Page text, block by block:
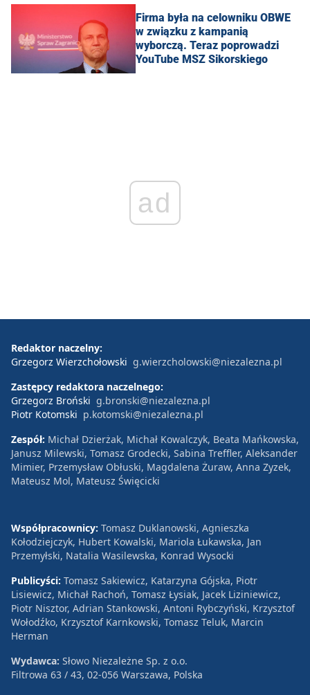
Firma była na celowniku OBWE
w związku z kampanią
wyborczą. Teraz poprowadzi
YouTube MSZ Sikorskiego
ad
Redaktor naczelny:
Grzegorz Wierzchołowski g.wierzcholowski@niezalezna.pl
Zastępcy redaktora naczelnego:
Grzegorz Broński g.bronski@niezalezna.pl
Piotr Kotomski p.kotomski@niezalezna.pl
Zespół: Michał Dzierżak, Michał Kowalczyk, Beata Mańkowska,
Janusz Milewski, Tomasz Grodecki, Sabina Treffler, Aleksander
Mimier, Przemysław Obłuski, Magdalena Żuraw, Anna Zyzek,
Mateusz Mol, Mateusz Święcicki
Współpracownicy: Tomasz Duklanowski, Agnieszka
Kołodziejczyk, Hubert Kowalski, Mariola Łukawska, Jan
Przemyłski, Natalia Wasilewska, Konrad Wysocki
Publicyści: Tomasz Sakiewicz, Katarzyna Gójska, Piotr
Lisiewicz, Michał Rachoń, Tomasz Łysiak, Jacek Liziniewicz,
Piotr Nisztor, Adrian Stankowski, Antoni Rybczyński, Krzysztof
Wołodźko, Krzysztof Karnkowski, Tomasz Teluk, Marcin
Herman
Wydawca: Słowo Niezależne Sp. z o.o.
Filtrowa 63 / 43, 02-056 Warszawa, Polska